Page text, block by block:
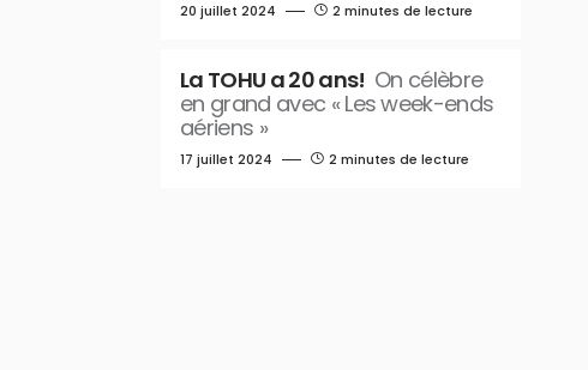
20 juillet 2024 2 minutes de lecture
La TOHU a 20 ans! On célèbre
en grand avec « Les week-ends
aériens »
17 juillet 2024 2 minutes de lecture